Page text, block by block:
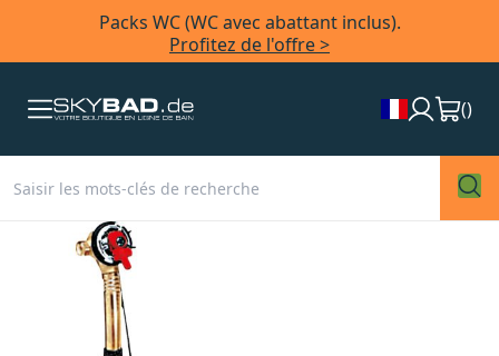
Packs WC (WC avec abattant inclus).
Profitez de l'offre >
()